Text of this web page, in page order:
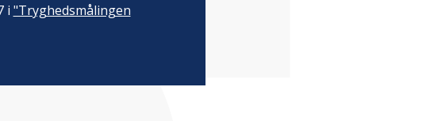
i "Tryghedsmålingen